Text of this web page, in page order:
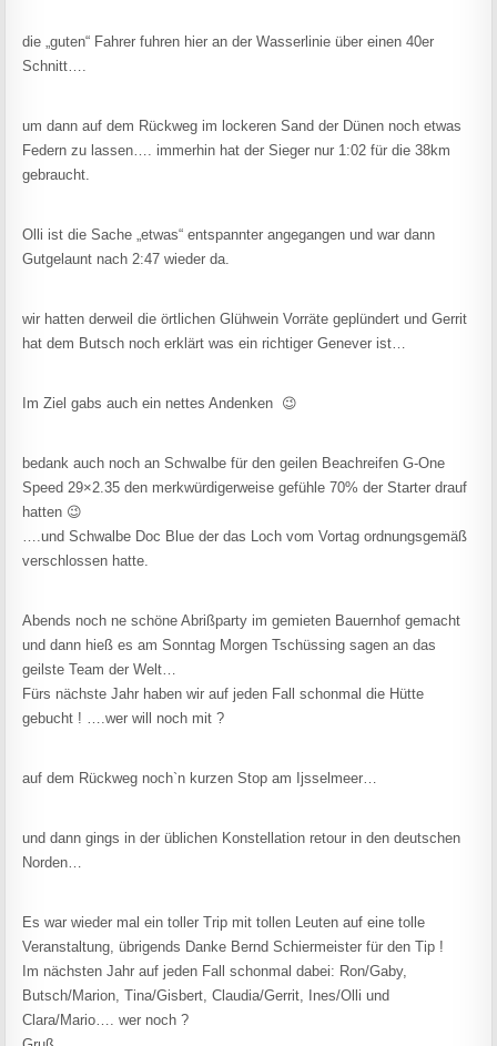
die „guten“ Fahrer fuhren hier an der Wasserlinie über einen 40er
Schnitt….
um dann auf dem Rückweg im lockeren Sand der Dünen noch etwas
Federn zu lassen…. immerhin hat der Sieger nur 1:02 für die 38km
gebraucht.
Olli ist die Sache „etwas“ entspannter angegangen und war dann
Gutgelaunt nach 2:47 wieder da.
wir hatten derweil die örtlichen Glühwein Vorräte geplündert und Gerrit
hat dem Butsch noch erklärt was ein richtiger Genever ist…
Im Ziel gabs auch ein nettes Andenken 😉
bedank auch noch an Schwalbe für den geilen Beachreifen G-One
Speed 29×2.35 den merkwürdigerweise gefühle 70% der Starter drauf
hatten 😉
….und Schwalbe Doc Blue der das Loch vom Vortag ordnungsgemäß
verschlossen hatte.
Abends noch ne schöne Abrißparty im gemieten Bauernhof gemacht
und dann hieß es am Sonntag Morgen Tschüssing sagen an das
geilste Team der Welt…
Fürs nächste Jahr haben wir auf jeden Fall schonmal die Hütte
gebucht ! ….wer will noch mit ?
auf dem Rückweg noch`n kurzen Stop am Ijsselmeer…
und dann gings in der üblichen Konstellation retour in den deutschen
Norden…
Es war wieder mal ein toller Trip mit tollen Leuten auf eine tolle
Veranstaltung, übrigends Danke Bernd Schiermeister für den Tip !
Im nächsten Jahr auf jeden Fall schonmal dabei: Ron/Gaby,
Butsch/Marion, Tina/Gisbert, Claudia/Gerrit, Ines/Olli und
Clara/Mario…. wer noch ?